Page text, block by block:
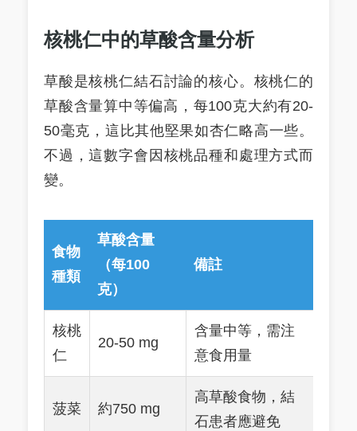
核桃仁中的草酸含量分析
草酸是核桃仁結石討論的核心。核桃仁的
草酸含量算中等偏高，每100克大約有20-
50毫克，這比其他堅果如杏仁略高一些。
不過，這數字會因核桃品種和處理方式而
變。
食物
種類
草酸含量
（每100
克）
備註
核桃
仁
20-50 mg
含量中等，需注
意食用量
菠菜 約750 mg
高草酸食物，結
石患者應避免